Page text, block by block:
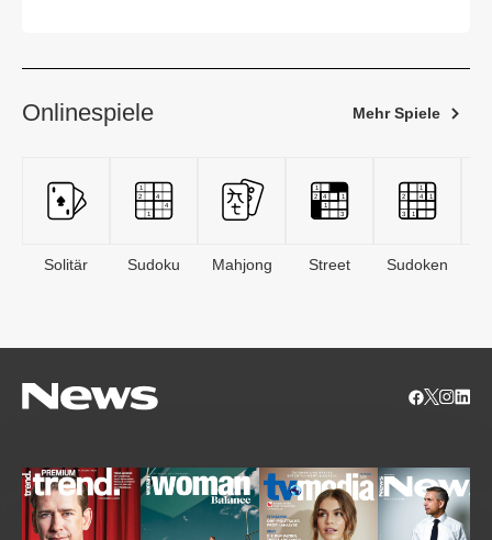
Onlinespiele Mehr Spiele
Solitär Sudoku Mahjong Street Sudoken